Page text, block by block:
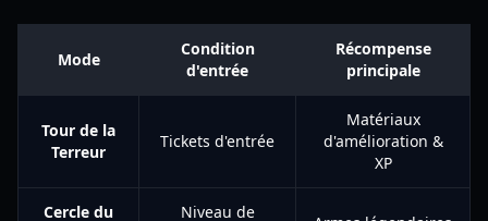
Mode
Condition
d'entrée
Récompense
principale
Tour de la
Terreur
Tickets d'entrée
Matériaux
d'amélioration &
XP
Cercle du
Niveau de